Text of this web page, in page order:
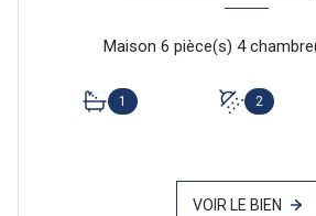
1 2
VOIR LE BIEN